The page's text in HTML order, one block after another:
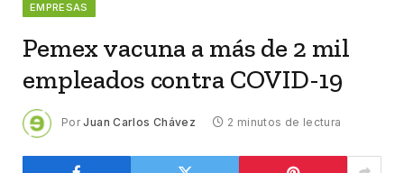
EMPRESAS
Pemex vacuna a más de 2 mil
empleados contra COVID-19
Por Juan Carlos Chávez 2 minutos de lectura